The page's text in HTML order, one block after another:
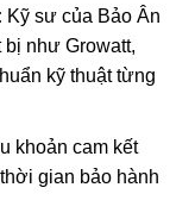
Kỹ sư của Bảo Ân
như Growatt,
kỹ thuật từng
khoản cam kết
gian bảo hành